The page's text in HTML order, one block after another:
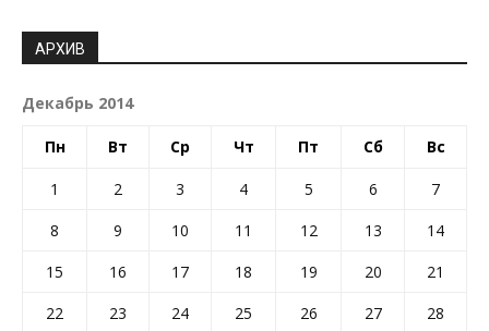
АРХИВ
Декабрь 2014
Пн Вт Ср Чт Пт Сб Вс
1 2 3 4 5 6
7
8
9 10 11 12 13
14
15
16 17 18 19 20
21
22
23 24 25 26 27
28